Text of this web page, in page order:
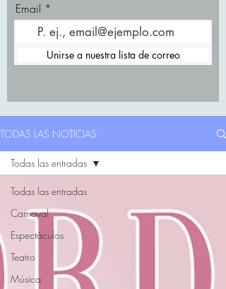
Email
Unirse a nuestra lista de correo
TODAS LAS NOTICIAS
Todas las entradas
Carnaval
Espectáculos
Teatro
Música
Todas las entradas